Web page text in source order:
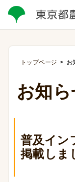
トップページ お
お知ら
普及イン
掲載しま